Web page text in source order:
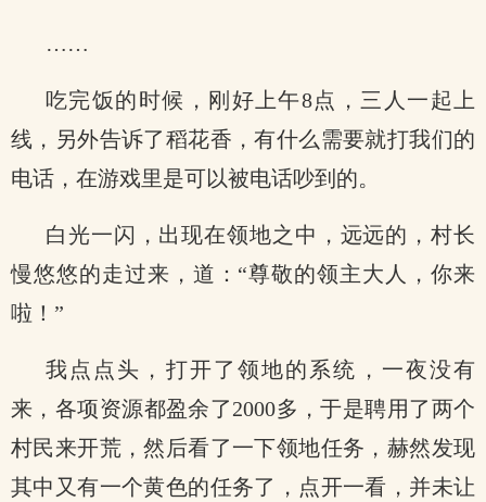
……
吃完饭的时候，刚好上午8点，三人一起上
线，另外告诉了稻花香，有什么需要就打我们的
电话，在游戏里是可以被电话吵到的。
白光一闪，出现在领地之中，远远的，村长
慢悠悠的走过来，道：“尊敬的领主大人，你来
啦！”
我点点头，打开了领地的系统，一夜没有
来，各项资源都盈余了2000多，于是聘用了两个
村民来开荒，然后看了一下领地任务，赫然发现
其中又有一个黄色的任务了，点开一看，并未让